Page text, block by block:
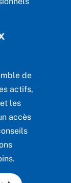
de
actifs,
les
accès